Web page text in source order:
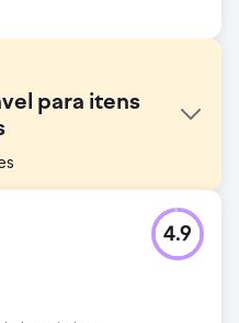
para itens
plataforma personalizada
linha de colecionáveis
de blockchain, entregar
4.9